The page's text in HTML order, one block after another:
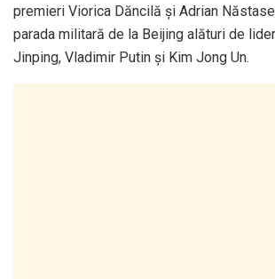
premieri Viorica Dăncilă și Adrian
parada militară de la Beijing alături de
Jinping, Vladimir Putin și Kim Jong Un.